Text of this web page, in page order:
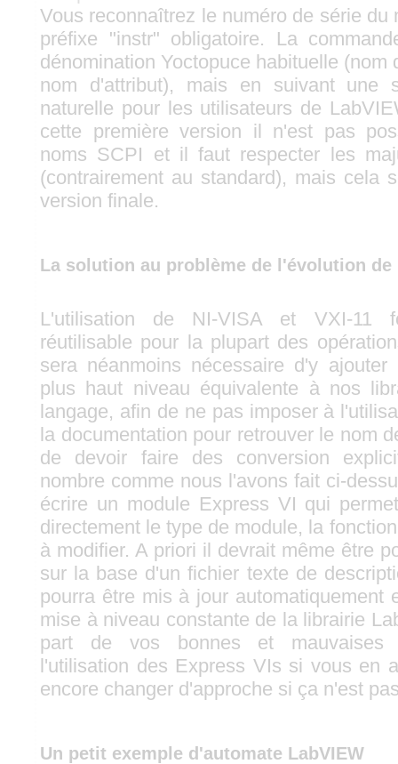
Vous reconnaîtrez le numéro de série du
préfixe "instr" obligatoire. La
dénomination Yoctopuce habituelle (nom
nom d'attribut), mais en suivant une
naturelle pour les utilisateurs de
cette première version il n'est pas
noms SCPI et il faut respecter les
(contrairement au standard), mais cela
version finale.
La solution au problème de l'évolution
L'utilisation de NI-VISA et VXI-11
réutilisable pour la plupart des
sera néanmoins nécessaire d'y
plus haut niveau équivalente à nos
langage, afin de ne pas imposer à
la documentation pour retrouver le nom
de devoir faire des conversion
nombre comme nous l'avons fait ci-
écrire un module Express VI qui
directement le type de module, la
à modifier. A priori il devrait même être
sur la base d'un fichier texte de
pourra être mis à jour automatiquement
mise à niveau constante de la librairie
part de vos bonnes et mauvaises
l'utilisation des Express VIs si vous en
encore changer d'approche si ça n'est
Un petit exemple d'automate LabVIEW